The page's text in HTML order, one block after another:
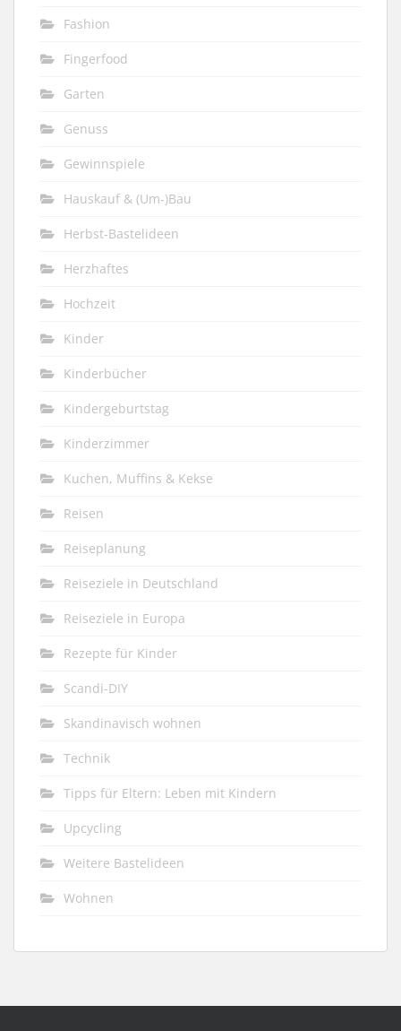
Fashion
Fingerfood
Garten
Genuss
Gewinnspiele
Hauskauf & (Um-)Bau
Herbst-Bastelideen
Herzhaftes
Hochzeit
Kinder
Kinderbücher
Kindergeburtstag
Kinderzimmer
Kuchen, Muffins & Kekse
Reisen
Reiseplanung
Reiseziele in Deutschland
Reiseziele in Europa
Rezepte für Kinder
Scandi-DIY
Skandinavisch wohnen
Technik
Tipps für Eltern: Leben mit Kindern
Upcycling
Weitere Bastelideen
Wohnen